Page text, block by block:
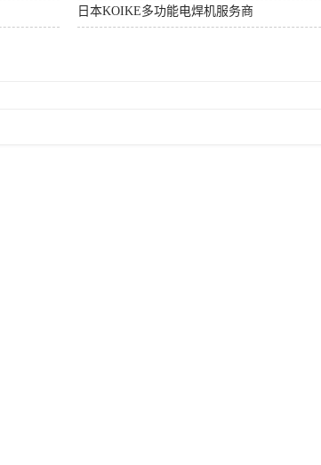
日本KOIKE多功能电焊机服务商